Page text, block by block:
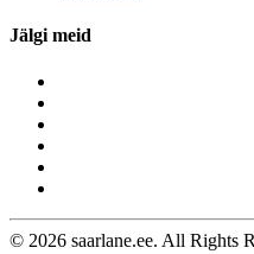
Jälgi meid
© 2026 saarlane.ee. All Rights